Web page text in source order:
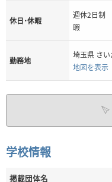
休日･休暇
週休2日制
暇
勤務地
埼玉県 さ
地図を表示
学校情報
掲載団体名